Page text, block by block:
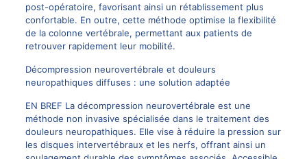
post-opératoire, favorisant ainsi un rétablissement plus
confortable. En outre, cette méthode optimise la flexibilité
de la colonne vertébrale, permettant aux patients de
retrouver rapidement leur mobilité.
Décompression neurovertébrale et douleurs
neuropathiques diffuses : une solution adaptée
EN BREF La décompression neurovertébrale est une
méthode non invasive spécialisée dans le traitement des
douleurs neuropathiques. Elle vise à réduire la pression sur
les disques intervertébraux et les nerfs, offrant ainsi un